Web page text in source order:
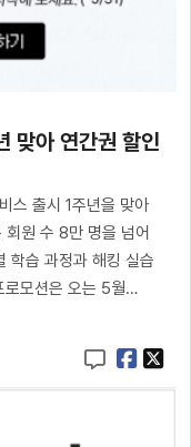
맞아 연간권 할인
스 출시 1주년을 맞아
회원 수 8만 명을 넘어
학습 과정과 해킹 실습
로모션은 오는 5월…